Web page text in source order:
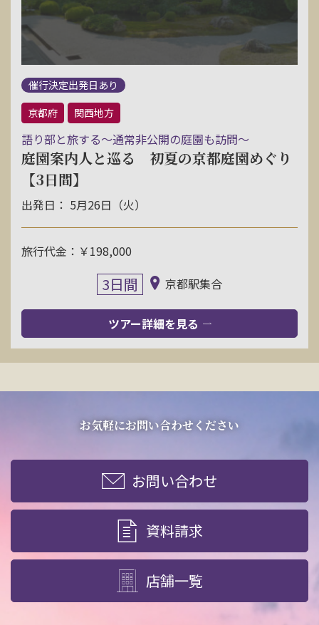
催行決定出発日あり
京都府
関西地方
語り部と旅する～通常非公開の庭園も訪問～
庭園案内人と巡る 初夏の京都庭園めぐり
【3日間】
出発日： 5月26日（火）
旅行代金：￥198,000
3日間 京都駅集合
ツアー詳細を見る
お気軽にお問い合わせください
お問い合わせ
資料請求
店舗一覧